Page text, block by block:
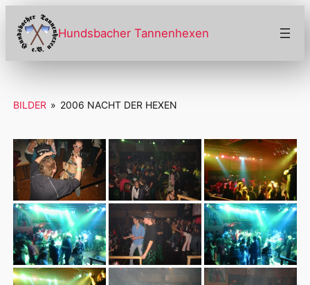
Zum
Inhalt
springen
Hundsbacher Tannenhexen
BILDER » 2006 NACHT DER HEXEN